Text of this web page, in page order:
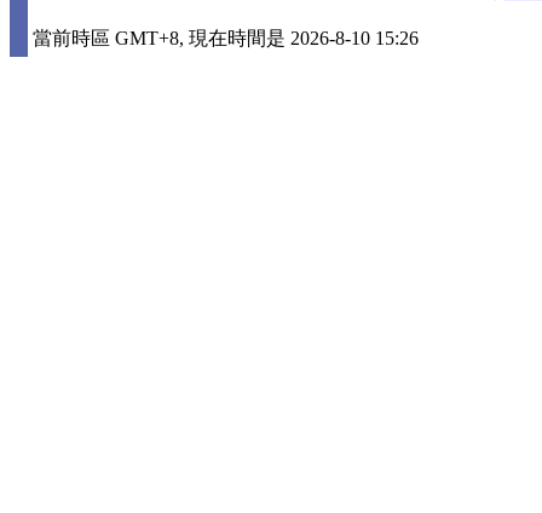
當前時區 GMT+8, 現在時間是 2026-8-10 15:26